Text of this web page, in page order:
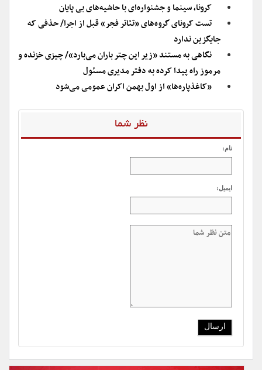
کرونا، سینما و جشنواره‌ای با حاشیه‌های بی پایان
تست کرونای گروه‌های «تئاتر فجر» قبل از اجرا/ حذفی که
جایگزین ندارد
نگاهی به مستند «زیر این چتر باران می‌بارد»/ چیزی خزنده و
مرموز راه پیدا کرده به دفتر مدیری مسئول
«کاغذپاره‌ها» از اول بهمن اکران عمومی می‌شود
نظر شما
نام:
ایمیل: